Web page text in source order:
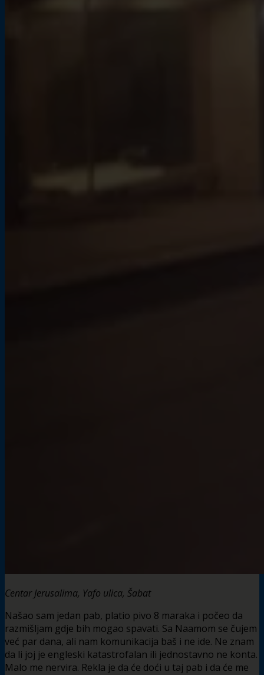
Centar Jerusalima, Yafo ulica, Šabat
Našao sam jedan pab, platio pivo 8 maraka i počeo da
razmišljam gdje bih mogao spavati. Sa Naamom se čujem
već par dana, ali nam komunikacija baš i ne ide. Ne znam
da li joj je engleski katastrofalan ili jednostavno ne konta.
Malo me nervira. Rekla je da će doći u taj pab i da će me